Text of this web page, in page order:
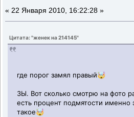
« 22 Января 2010, 16:22:28 »
Цитата: "женек на 214145"
где порог замял правый🤯
ЗЫ. Вот сколько смотрю на фото
есть процент подмятости именно
такое🤯